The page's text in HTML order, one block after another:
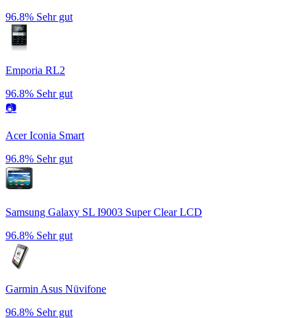
96.8% Sehr gut
Emporia RL2
96.8% Sehr gut
📷
Acer Iconia Smart
96.8% Sehr gut
Samsung Galaxy SL I9003 Super Clear LCD
96.8% Sehr gut
Garmin Asus Nüvifone
96.8% Sehr gut